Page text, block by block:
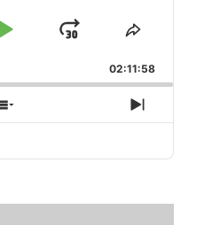
Play
Jump
Forward
Share
Episode
02:11:58
Show
Next